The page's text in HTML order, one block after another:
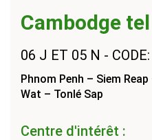
Cambodge
06 J ET 05 N
Phnom Penh – Siem
Wat – Tonlé Sap
Centre d'intérêt :